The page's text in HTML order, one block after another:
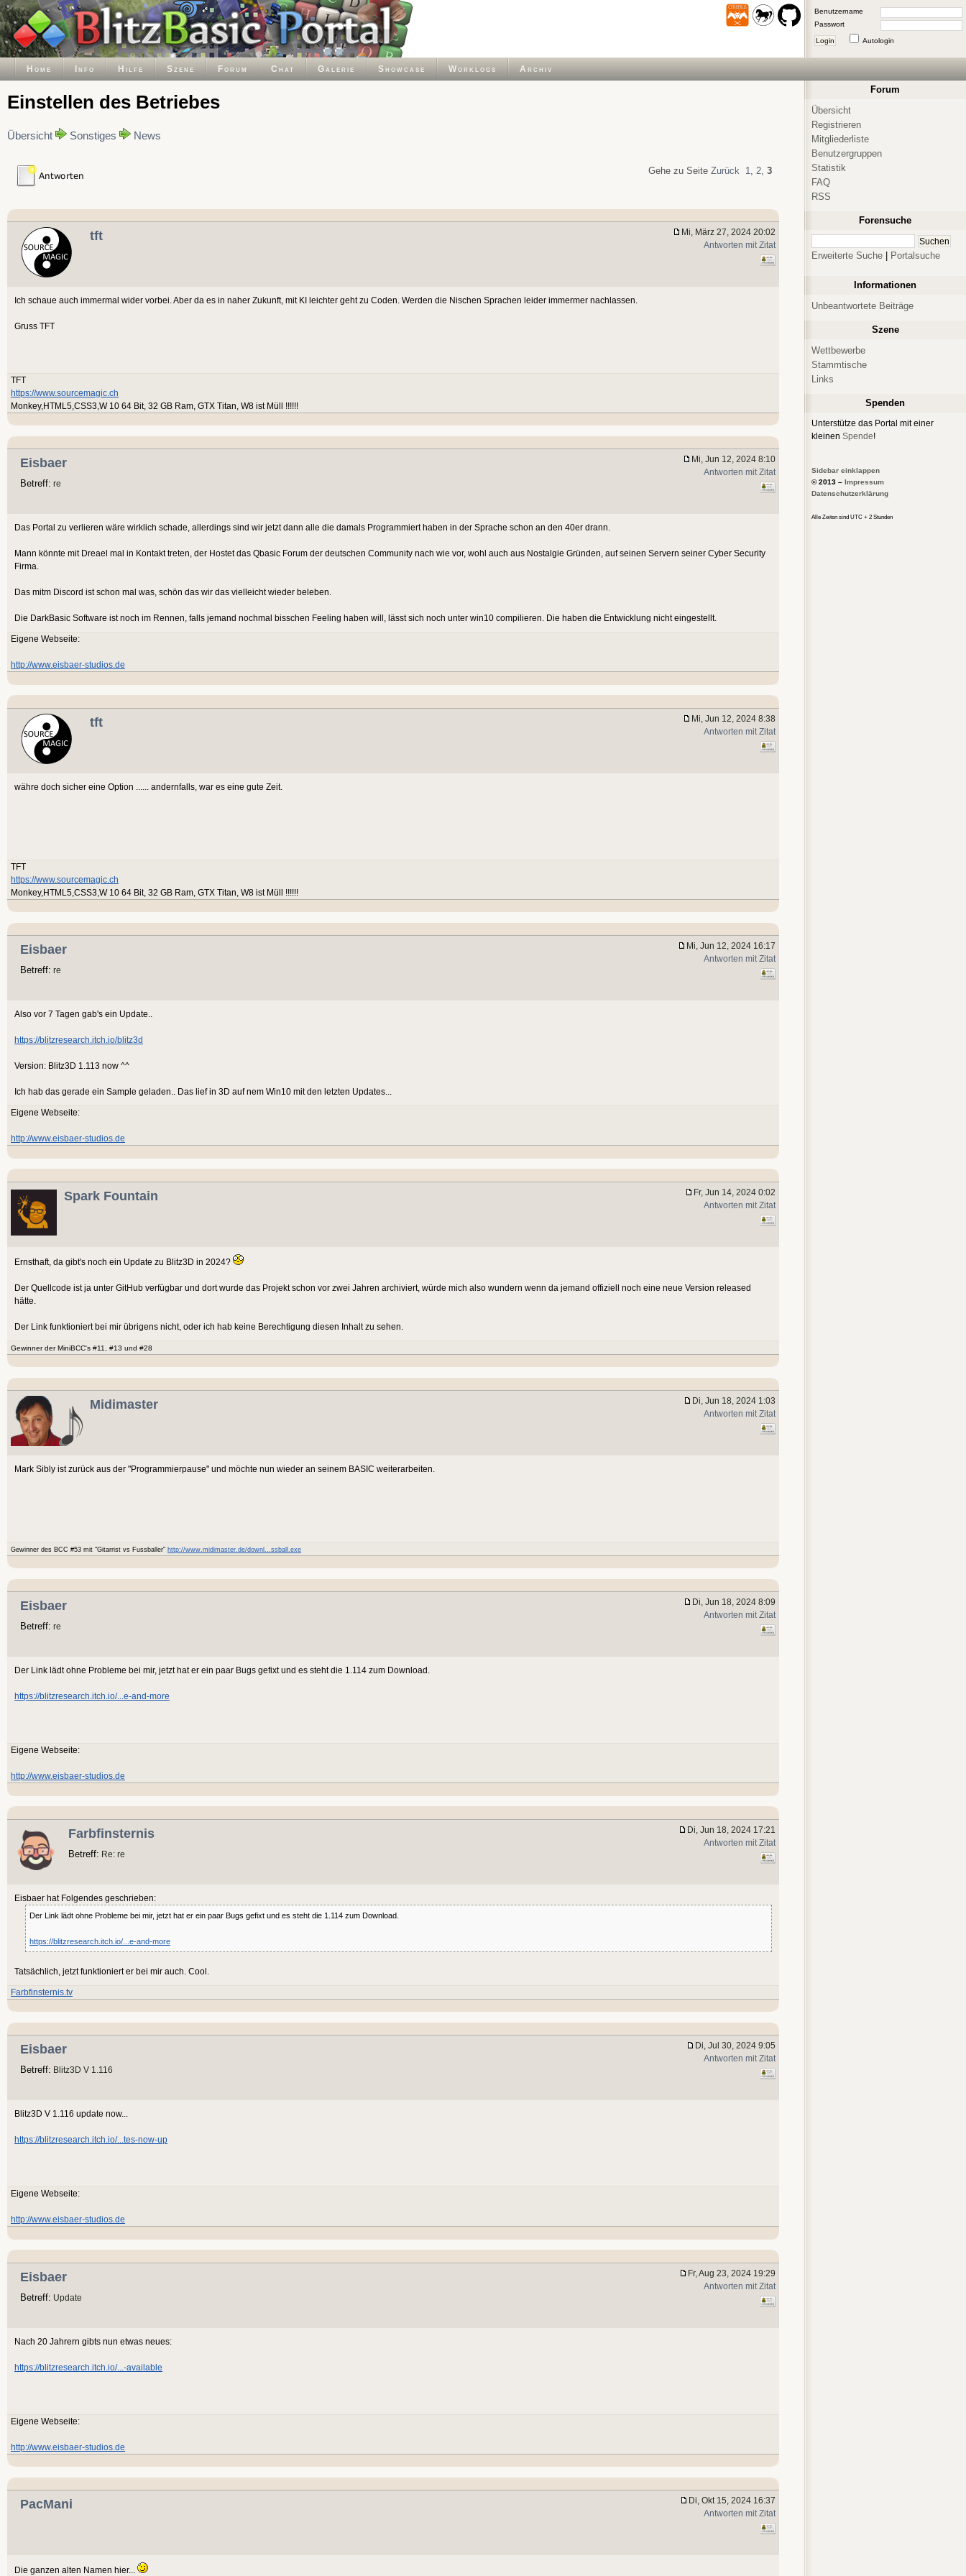
Benutzername
Passwort
Login Autologin
Home Info Hilfe Szene Forum Chat Galerie Showcase Worklogs Archiv
Einstellen des Betriebes
Übersicht Sonstiges News
Gehe zu Seite Zurück 1, 2, 3
tft
Mi, März 27, 2024 20:02
Antworten mit Zitat
Ich schaue auch immermal wider vorbei. Aber da es in naher Zukunft, mit KI leichter geht zu Coden. Werden die Nischen Sprachen leider immermer nachlassen.
Gruss TFT
TFT
https://www.sourcemagic.ch
Monkey,HTML5,CSS3,W 10 64 Bit, 32 GB Ram, GTX Titan, W8 ist Müll !!!!!!
Eisbaer
Betreff: re
Mi, Jun 12, 2024 8:10
Antworten mit Zitat
Das Portal zu verlieren wäre wirklich schade, allerdings sind wir jetzt dann alle die damals Programmiert haben in der Sprache schon an den 40er drann.
Mann könnte mit Dreael mal in Kontakt treten, der Hostet das Qbasic Forum der deutschen Community nach wie vor, wohl auch aus Nostalgie Gründen, auf seinen Servern seiner Cyber Security
Firma.
Das mitm Discord ist schon mal was, schön das wir das vielleicht wieder beleben.
Die DarkBasic Software ist noch im Rennen, falls jemand nochmal bisschen Feeling haben will, lässt sich noch unter win10 compilieren. Die haben die Entwicklung nicht eingestellt.
Eigene Webseite:
http://www.eisbaer-studios.de
tft
Mi, Jun 12, 2024 8:38
Antworten mit Zitat
währe doch sicher eine Option ...... andernfalls, war es eine gute Zeit.
TFT
https://www.sourcemagic.ch
Monkey,HTML5,CSS3,W 10 64 Bit, 32 GB Ram, GTX Titan, W8 ist Müll !!!!!!
Eisbaer
Betreff: re
Mi, Jun 12, 2024 16:17
Antworten mit Zitat
Also vor 7 Tagen gab's ein Update..
https://blitzresearch.itch.io/blitz3d
Version: Blitz3D 1.113 now ^^
Ich hab das gerade ein Sample geladen.. Das lief in 3D auf nem Win10 mit den letzten Updates...
Eigene Webseite:
http://www.eisbaer-studios.de
Spark Fountain
Fr, Jun 14, 2024 0:02
Antworten mit Zitat
Ernsthaft, da gibt's noch ein Update zu Blitz3D in 2024?
Der Quellcode ist ja unter GitHub verfügbar und dort wurde das Projekt schon vor zwei Jahren archiviert, würde mich also wundern wenn da jemand offiziell noch eine neue Version released
hätte.
Der Link funktioniert bei mir übrigens nicht, oder ich hab keine Berechtigung diesen Inhalt zu sehen.
Gewinner der MiniBCC's #11, #13 und #28
Midimaster
Di, Jun 18, 2024 1:03
Antworten mit Zitat
Mark Sibly ist zurück aus der "Programmierpause" und möchte nun wieder an seinem BASIC weiterarbeiten.
Gewinner des BCC #53 mit "Gitarrist vs Fussballer" http://www.midimaster.de/downl...ssball.exe
Eisbaer
Betreff: re
Di, Jun 18, 2024 8:09
Antworten mit Zitat
Der Link lädt ohne Probleme bei mir, jetzt hat er ein paar Bugs gefixt und es steht die 1.114 zum Download.
https://blitzresearch.itch.io/...e-and-more
Eigene Webseite:
http://www.eisbaer-studios.de
Farbfinsternis
Betreff: Re: re
Di, Jun 18, 2024 17:21
Antworten mit Zitat
Eisbaer hat Folgendes geschrieben:
Der Link lädt ohne Probleme bei mir, jetzt hat er ein paar Bugs gefixt und es steht die 1.114 zum Download.
https://blitzresearch.itch.io/...e-and-more
Tatsächlich, jetzt funktioniert er bei mir auch. Cool.
Farbfinsternis.tv
Eisbaer
Betreff: Blitz3D V 1.116
Di, Jul 30, 2024 9:05
Antworten mit Zitat
Blitz3D V 1.116 update now...
https://blitzresearch.itch.io/...tes-now-up
Eigene Webseite:
http://www.eisbaer-studios.de
Eisbaer
Betreff: Update
Fr, Aug 23, 2024 19:29
Antworten mit Zitat
Nach 20 Jahrern gibts nun etwas neues:
https://blitzresearch.itch.io/...-available
Eigene Webseite:
http://www.eisbaer-studios.de
PacMani
Di, Okt 15, 2024 16:37
Antworten mit Zitat
Die ganzen alten Namen hier...
Forum
Übersicht
Registrieren
Mitgliederliste
Benutzergruppen
Statistik
FAQ
RSS
Forensuche
Erweiterte Suche Portalsuche
Informationen
Unbeantwortete Beiträge
Szene
Wettbewerbe
Stammtische
Links
Spenden
Unterstütze das Portal mit einer
kleinen Spende!
Sidebar einklappen
© 2013 – Impressum
Datenschutzerklärung
Alle Zeiten sind UTC + 2 Stunden